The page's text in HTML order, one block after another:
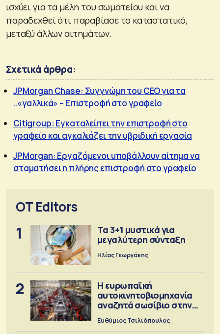
ισχύει για τα μέλη του σωματείου και να
παραδεχθεί ότι παραβίασε το καταστατικό,
μεταξύ άλλων αιτημάτων.
Σχετικά άρθρα:
JPMorgan Chase: Συγγνώμη του CEO για τα
..«γαλλικά» – Επιστροφή στο γραφείο
Citigroup: Εγκαταλείπει την επιστροφή στο
γραφείο και αγκαλιάζει την υβριδική εργασία
JPMorgan: Εργαζόμενοι υποβάλλουν αίτημα να
σταματήσει η πλήρης επιστροφή στο γραφείο
OT Editors
1
Τα 3+1 μυστικά για
μεγαλύτερη σύνταξη
Ηλίας Γεωργάκης
2
Η ευρωπαϊκή
αυτοκινητοβιομηχανία
αναζητά σωσίβιο στην
Κίνα
Ευθύμιος Τσιλιόπουλος